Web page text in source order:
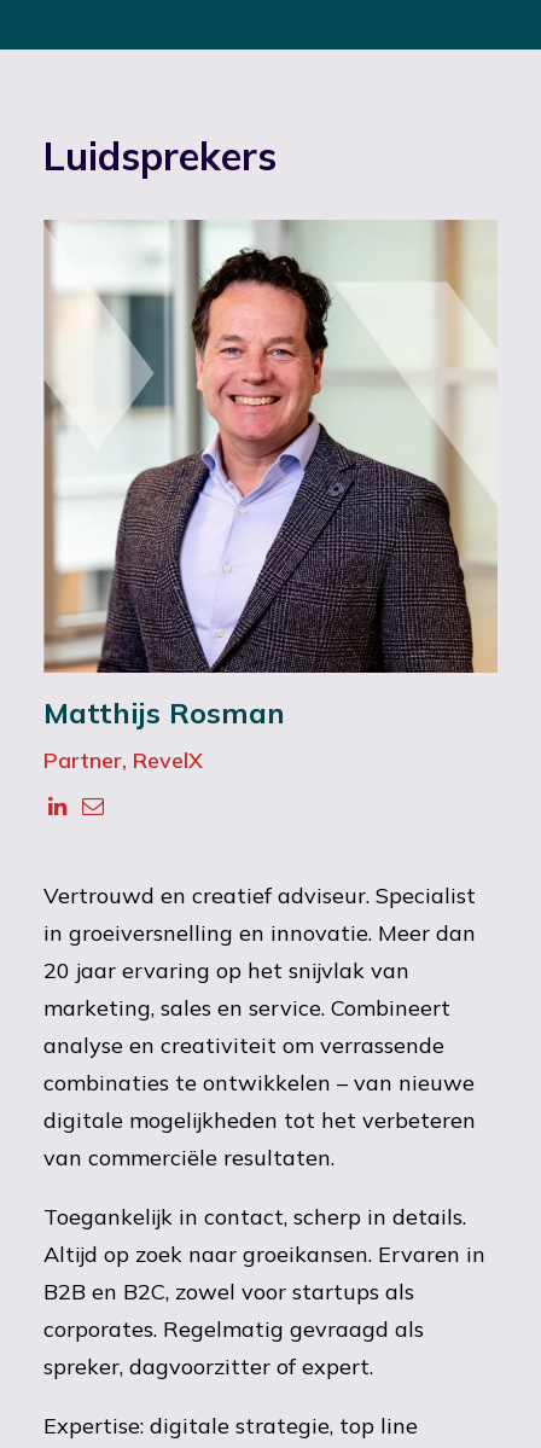
Luidsprekers
Matthijs Rosman
Partner, RevelX
Vertrouwd en creatief adviseur. Specialist
in groeiversnelling en innovatie. Meer dan
20 jaar ervaring op het snijvlak van
marketing, sales en service. Combineert
analyse en creativiteit om verrassende
combinaties te ontwikkelen – van nieuwe
digitale mogelijkheden tot het verbeteren
van commerciële resultaten.
Toegankelijk in contact, scherp in details.
Altijd op zoek naar groeikansen. Ervaren in
B2B en B2C, zowel voor startups als
corporates. Regelmatig gevraagd als
spreker, dagvoorzitter of expert.
Expertise: digitale strategie, top line